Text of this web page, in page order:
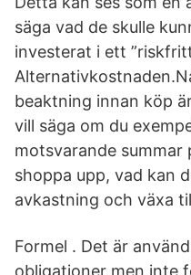
säga vad de skulle
investerat i ett
beaktning innan köp
vill säga om du
motsvarande summar
shoppa upp, vad kan
avkastning och växa
Formel . Det är
obligationer men inte